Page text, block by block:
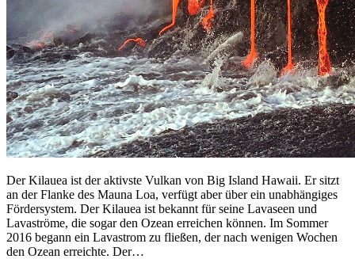
Der Kilauea ist der aktivste Vulkan von Big Island Hawaii. Er sitzt
an der Flanke des Mauna Loa, verfügt aber über ein unabhängiges
Fördersystem. Der Kilauea ist bekannt für seine Lavaseen und
Lavaströme, die sogar den Ozean erreichen können. Im Sommer
2016 begann ein Lavastrom zu fließen, der nach wenigen Wochen
den Ozean erreichte. Der…